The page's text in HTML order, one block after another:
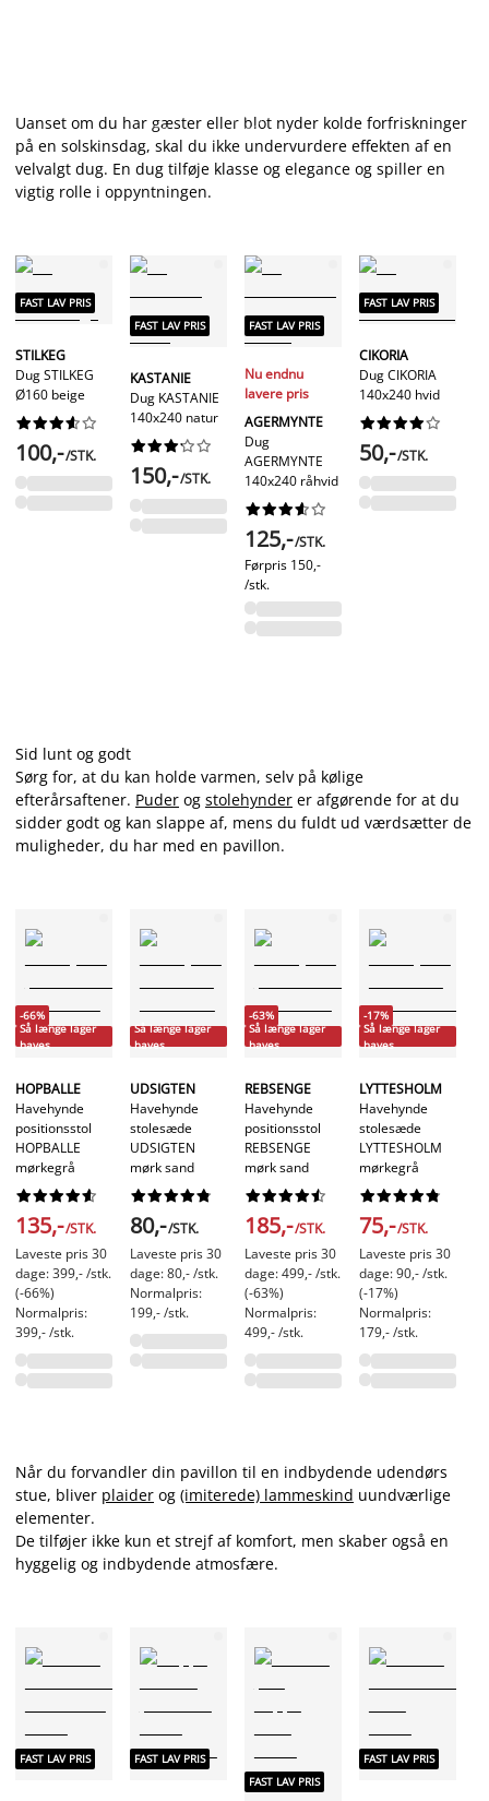
Uanset om du har gæster eller blot nyder kolde forfriskninger
på en solskinsdag, skal du ikke undervurdere effekten af en
velvalgt dug. En dug tilføje klasse og elegance og spiller en
vigtig rolle i oppyntningen.
FAST LAV PRIS
STILKEG
Dug STILKEG
Ø160 beige






100,-/STK.
FAST LAV PRIS
KASTANIE
Dug KASTANIE
140x240 natur






150,-/STK.
FAST LAV PRIS
Nu endnu
lavere pris
AGERMYNTE
Dug
AGERMYNTE
140x240 råhvid






125,-/STK.
Førpris 150,-
/stk.
FAST LAV PRIS
CIKORIA
Dug CIKORIA
140x240 hvid






50,-/STK.
Sid lunt og godt
Sørg for, at du kan holde varmen, selv på kølige
efterårsaftener. Puder og stolehynder er afgørende for at du
sidder godt og kan slappe af, mens du fuldt ud værdsætter de
muligheder, du har med en pavillon.
-66%
Så længe lager
haves
HOPBALLE
Havehynde
positionsstol
HOPBALLE
mørkegrå






135,-/STK.
Laveste pris 30
dage: 399,- /stk.
(-66%)
Normalpris:
399,- /stk.
Så længe lager
haves
UDSIGTEN
Havehynde
stolesæde
UDSIGTEN
mørk sand






80,-/STK.
Laveste pris 30
dage: 80,- /stk.
Normalpris:
199,- /stk.
-63%
Så længe lager
haves
REBSENGE
Havehynde
positionsstol
REBSENGE
mørk sand






185,-/STK.
Laveste pris 30
dage: 499,- /stk.
(-63%)
Normalpris:
499,- /stk.
-17%
Så længe lager
haves
LYTTESHOLM
Havehynde
stolesæde
LYTTESHOLM
mørkegrå






75,-/STK.
Laveste pris 30
dage: 90,- /stk.
(-17%)
Normalpris:
179,- /stk.
Når du forvandler din pavillon til en indbydende udendørs
stue, bliver plaider og (imiterede) lammeskind uundværlige
elementer.
De tilføjer ikke kun et strejf af komfort, men skaber også en
hyggelig og indbydende atmosfære.
FAST LAV PRIS FAST LAV PRIS
FAST LAV PRIS
FAST LAV PRIS